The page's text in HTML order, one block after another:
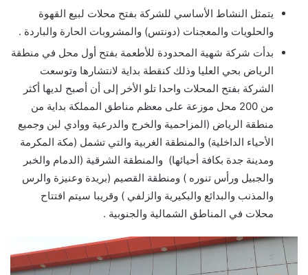
يتمثل النشاط الأساسي للشركة بفتح محلات لبيع القهوة
والحلويات والمعجنات (دونتس) والمشروبات الحارة والباردة .
بدأت شركة شهية المحدودة للأطعمة بفتح أول محل في منطقة
الرياض بحي العليا وذلك كنقطة بداية لانتشارها وتوسعت
الشركة بفتح المحلات واحدا تلو الأخر إلى أن أصبح لديها أكثر
من 200 محل موزعة على معظم مناطق المملكة بداية من
منطقة الرياض (المزاحمية والخرج والدرعية ووادي لبن وجميع
الأحياء الداخلية) والمنطقة الغربية والتي تشمل (مكة المكرمة
ومدينة جدة بكافة أحيائها) والمنطقة الشرقية (الدمام والخبر
والجبيل ورأس تنوره ) ومنطقة القصيم (بريدة وعنيزة والرس
والمذنب والبدائع والبكيرية والزلفي ) وقريبا سيتم افتتاح
محلات في المناطق الشمالية والجنوبية .